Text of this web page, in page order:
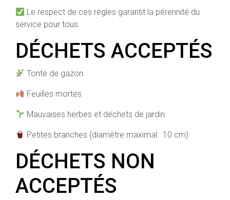
Le respect de ces règles garantit la pérennité du
service pour tous
DÉCHETS ACCEPTÉS
Tonte de gazon
Feuilles mortes
Mauvaises herbes et déchets de jardin
Petites branches (diamètre maximal : 10 cm)
DÉCHETS NON
ACCEPTÉS